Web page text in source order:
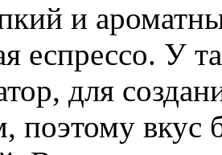
и
еспрессо. У
для
поэтому